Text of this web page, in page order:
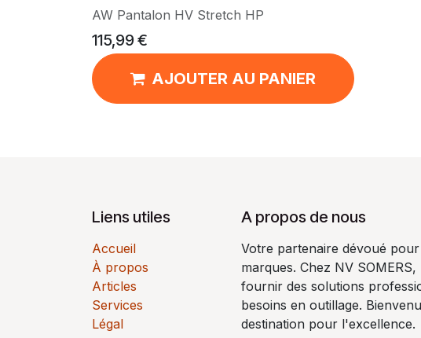
AW Pantalon HV Stretch HP
115,99€
AJOUTER AU PANIER
Liens utiles
Accueil
À propos
Articles
Services
Légal
A propos de nous
Votre partenaire dévoué
marques. Chez NV
fournir des solutions
besoins en outillage.
destination pour l'excellence.